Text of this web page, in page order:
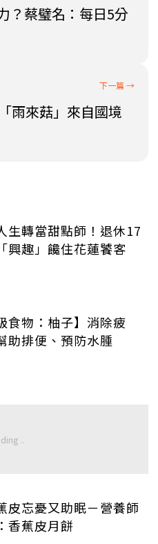
？蔡璧名：每日5分
雨來菇」來自國境
生轉當甜點師！退休17
興趣」饞住花蓮饕客
食物：柚子】消除疲
助排便、預防水腫
皮忘憂又助眠－營養師
香蕉皮月餅